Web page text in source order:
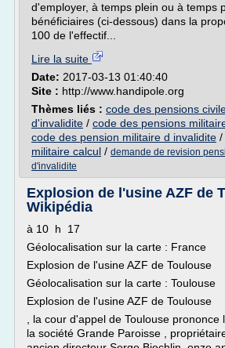
d'employer, à temps plein ou à temps
bénéficiaires (ci-dessous) dans la
100 de l'effectif...
Lire la suite
Date: 2017-03-13 01:40:40
Site : http://www.handipole.org
Thèmes liés : code des pensions
d'invalidite / code des pensions
code des pension militaire d invalidite /
militaire calcul / demande de revision
d'invalidite
Explosion de l'usine AZF de
Wikipédia
à 10 h 17
Géolocalisation sur la carte : France
Explosion de l'usine AZF de Toulouse
Géolocalisation sur la carte : Toulouse
Explosion de l'usine AZF de Toulouse
, la cour d'appel de Toulouse
la société Grande Paroisse ,